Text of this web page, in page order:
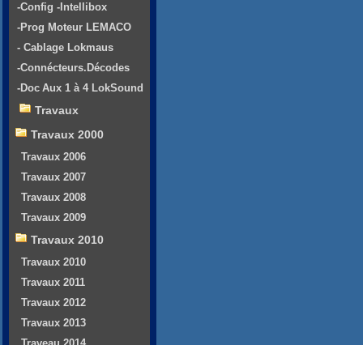
-Config -Intellibox
-Prog Moteur LEMACO
- Cablage Lokmaus
-Connécteurs.Décodes
-Doc Aux 1 à 4 LokSound
Travaux
Travaux 2000
Travaux 2006
Travaux 2007
Travaux 2008
Travaux 2009
Travaux 2010
Travaux 2010
Travaux 2011
Travaux 2012
Travaux 2013